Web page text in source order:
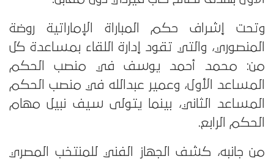
وتحت إشراف حكم المباراة الإماراتية روضة
المنصوري، والتي تقود إدارة اللقاء بمساعدة كل
من: محمد أحمد يوسف في منصب الحكم
المساعد الأول، وعمير عبدالله في منصب الحكم
المساعد الثاني، بينما يتولى سيف نبيل مهام
الحكم الرابع.
من جانبه، كشف الجهاز الفني للمنتخب المصري